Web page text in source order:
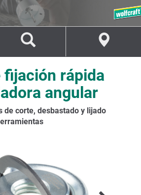
fijación rápida
angular
de corte, desbastado y lijado